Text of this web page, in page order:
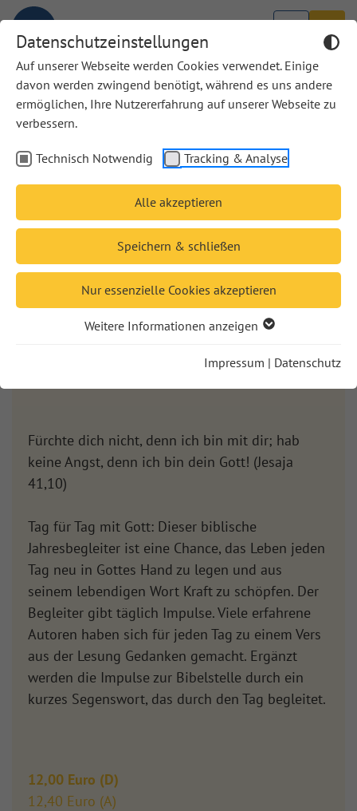
Datenschutzeinstellungen
Auf unserer Webseite werden Cookies verwendet. Einige
davon werden zwingend benötigt, während es uns andere
ermöglichen, Ihre Nutzererfahrung auf unserer Webseite zu
verbessern.
Technisch Notwendig Tracking & Analyse
Alle akzeptieren
Speichern & schließen
Nur essenzielle Cookies akzeptieren
Weitere Informationen anzeigen
Impressum | Datenschutz
Die Bibel Tag für Tag 2027
jetzt vorbestellen - erscheint am 24. August
Fürchte dich nicht, denn ich bin mit dir; hab
keine Angst, denn ich bin dein Gott! (Jesaja
41,10)
Tag für Tag mit Gott: Dieser biblische
Jahresbegleiter ist eine Chance, das Leben jeden
Tag neu in Gottes Hand zu legen und aus
seinem lebendigen Wort Kraft zu schöpfen. Der
Begleiter gibt täglich Impulse. Viele erfahrene
Autoren haben sich für jeden Tag zu einem Vers
aus der Lesung Gedanken gemacht. Ergänzt
werden die Impulse zur Bibelstelle durch ein
kurzes Segenswort, das durch den Tag begleitet.
12,00 Euro (D)
12,40 Euro (A)